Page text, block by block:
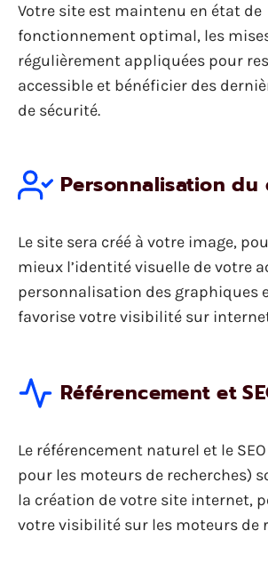
Votre site est maintenu en état de
fonctionnement optimal, les
régulièrement appliquées pour
accessible et bénéficier des
de sécurité.
Personnalisation du
Le site sera créé à votre image,
mieux l’identité visuelle de votre
personnalisation des graphiques
favorise votre visibilité sur
Référencement et
Le référencement naturel et le
pour les moteurs de recherches)
la création de votre site internet,
votre visibilité sur les moteurs de